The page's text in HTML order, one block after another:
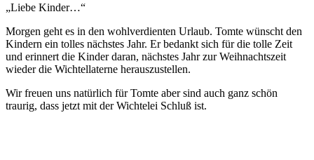
„Liebe Kinder…“
Morgen geht es in den wohlverdienten Urlaub. Tomte wünscht den
Kindern ein tolles nächstes Jahr. Er bedankt sich für die tolle Zeit
und erinnert die Kinder daran, nächstes Jahr zur Weihnachtszeit
wieder die Wichtellaterne herauszustellen.
Wir freuen uns natürlich für Tomte aber sind auch ganz schön
traurig, dass jetzt mit der Wichtelei Schluß ist.